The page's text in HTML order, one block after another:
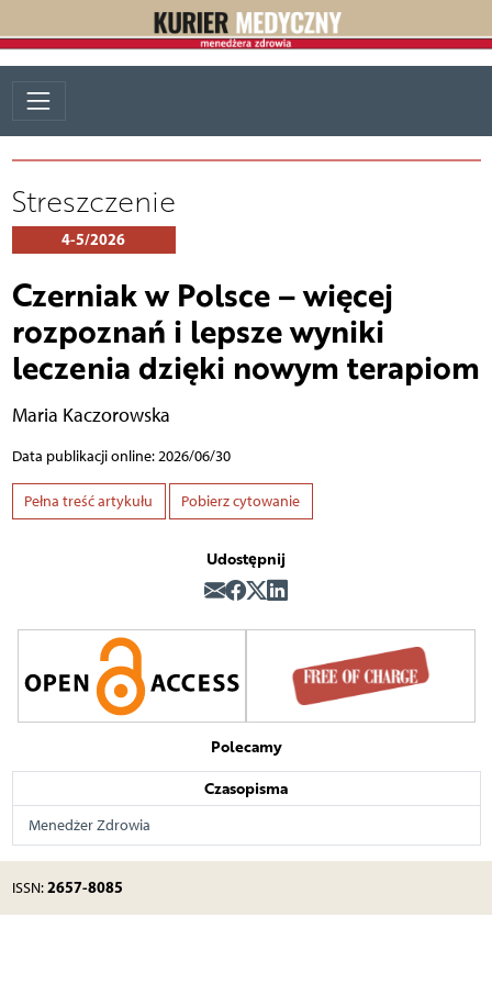
Streszczenie
4-5/2026
Czerniak w Polsce – więcej
rozpoznań i lepsze wyniki
leczenia dzięki nowym terapiom
Maria Kaczorowska
Data publikacji online: 2026/06/30
Pełna treść artykułu Pobierz cytowanie
Udostępnij
Polecamy
Czasopisma
Menedżer Zdrowia
ISSN:2657-8085